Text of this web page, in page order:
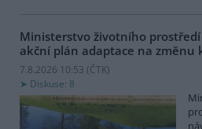
Ministerstvo životního
akční plán adaptace na změnu
7.8.2026 10:53 (ČTK)
Diskuse: 8